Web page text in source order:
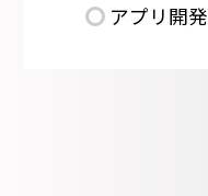
アプリ開発